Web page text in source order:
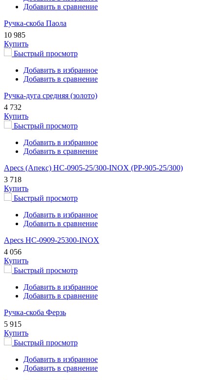
Добавить в сравнение
Ручка-скоба Паола
10 985
Купить
Быстрый просмотр
Добавить в избранное
Добавить в сравнение
Ручка-дуга средняя (золото)
4 732
Купить
Быстрый просмотр
Добавить в избранное
Добавить в сравнение
Apecs (Апекс) HC-0905-25/300-INOX (PP-905-25/300)
3 718
Купить
Быстрый просмотр
Добавить в избранное
Добавить в сравнение
Apecs HC-0909-25300-INOX
4 056
Купить
Быстрый просмотр
Добавить в избранное
Добавить в сравнение
Ручка-скоба Ферзь
5 915
Купить
Быстрый просмотр
Добавить в избранное
Добавить в сравнение